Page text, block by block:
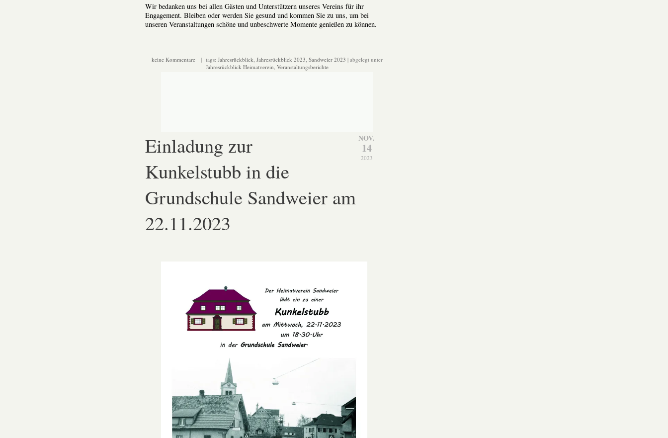
Wir bedanken uns bei allen Gästen und Unterstützern unseres Vereins für ihr
Engagement. Bleiben oder werden Sie gesund und kommen Sie zu uns, um bei
unseren Veranstaltungen schöne und unbeschwerte Momente genießen zu können.
keine Kommentare| tags: Jahresrückblick, Jahresrückblick 2023, Sandweier 2023 | abgelegt unter
Jahresrückblick Heimatverein, Veranstaltungsberichte
NOV.
14
2023
Einladung zur
Kunkelstubb in die
Grundschule Sandweier am
22.11.2023